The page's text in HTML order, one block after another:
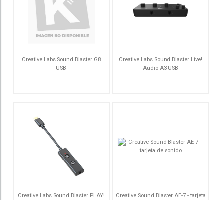
Creative Labs Sound Blaster G8
USB
Creative Labs Sound Blaster Live!
Audio A3 USB
Creative Labs Sound Blaster PLAY!
Creative Sound Blaster AE-7 - tarjeta